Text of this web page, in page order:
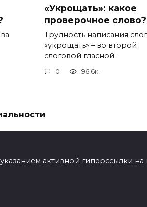
«Укрощать»: какое
проверочное слово?
Трудность написания
«укрощать» – во второй
слоговой гласной.
0 96.6к.
активной гиперссылки